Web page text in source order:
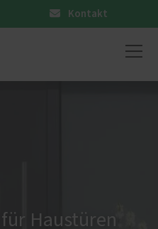
Kontakt
Haustüren